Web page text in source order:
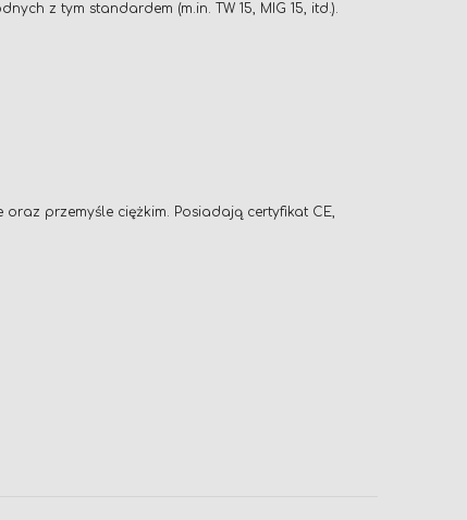
z tym standardem (m.in. TW 15, MIG 15, itd.).
przemyśle ciężkim. Posiadają certyfikat CE,